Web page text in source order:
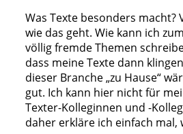
Was Texte besonders macht?
wie das geht. Wie kann ich
völlig fremde Themen
dass meine Texte dann
dieser Branche „zu Hause“
gut. Ich kann hier nicht für
Texter-Kolleginnen und -
daher erkläre ich einfach mal,